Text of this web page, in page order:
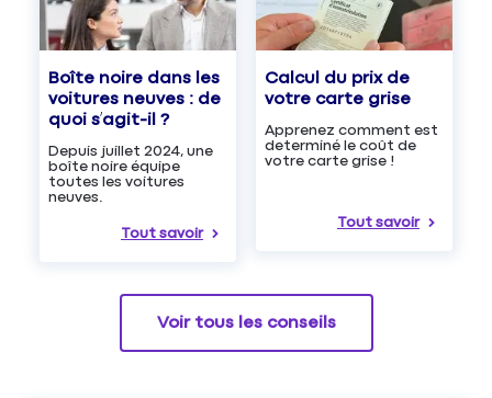
Boîte noire dans les
voitures neuves : de
quoi s’agit-il ?
Depuis juillet 2024, une
boîte noire équipe
toutes les voitures
neuves.
Tout savoir
Calcul du prix de
votre carte grise
Apprenez comment est
determiné le coût de
votre carte grise !
Tout savoir
Voir tous les conseils